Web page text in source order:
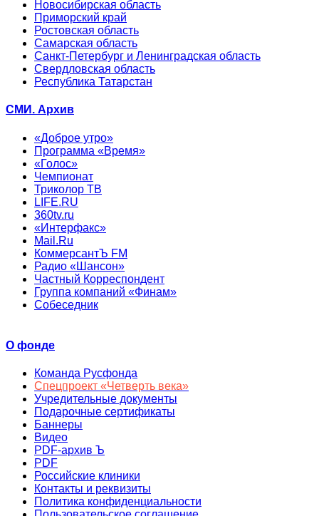
Новосибирская область
Приморский край
Ростовская область
Самарская область
Санкт-Петербург и Ленинградская область
Свердловская область
Республика Татарстан
СМИ. Архив
«Доброе утро»
Программа «Время»
«Голос»
Чемпионат
Триколор ТВ
LIFE.RU
360tv.ru
«Интерфакс»
Mail.Ru
КоммерсантЪ FM
Радио «Шансон»
Частный Корреспондент
Группа компаний «Финам»
Собеседник
О фонде
Команда Русфонда
Спецпроект «Четверть века»
Учредительные документы
Подарочные сертификаты
Баннеры
Видео
PDF-архив Ъ
PDF
Российские клиники
Контакты и реквизиты
Политика конфиденциальности